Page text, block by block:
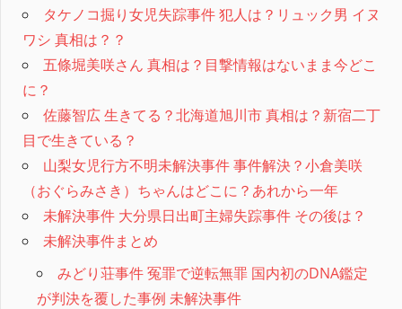
タケノコ掘り女児失踪事件 犯人は？リュック男 イヌ
ワシ 真相は？？
五條堀美咲さん 真相は？目撃情報はないまま今どこ
に？
佐藤智広 生きてる？北海道旭川市 真相は？新宿二丁
目で生きている？
山梨女児行方不明未解決事件 事件解決？小倉美咲
（おぐらみさき）ちゃんはどこに？あれから一年
未解決事件 大分県日出町主婦失踪事件 その後は？
未解決事件まとめ
みどり荘事件 冤罪で逆転無罪 国内初のDNA鑑定
が判決を覆した事例 未解決事件